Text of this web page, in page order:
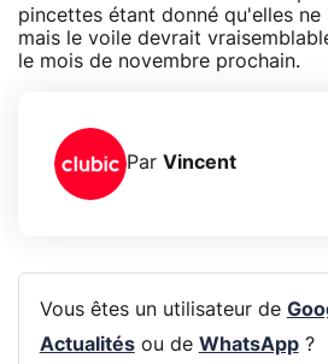
pincettes étant donné qu'elles
mais le voile devrait
le mois de novembre prochain.
Par Vincent
Vous êtes un utilisateur de
Actualitésou de WhatsApp?